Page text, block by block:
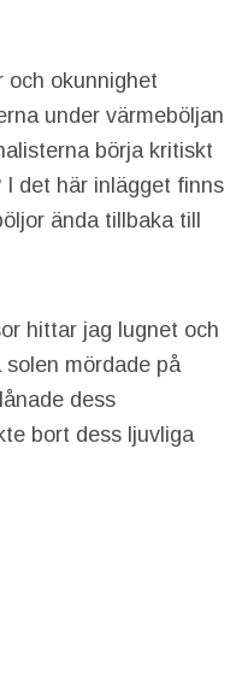
och okunnighet
under värmeböljan
börja kritiskt
det här inlägget finns
ända tillbaka till
hittar jag lugnet och
mördade på
dess
bort dess ljuvliga